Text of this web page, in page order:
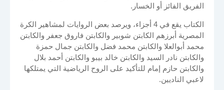
الفريق الفائز أو الخسار.
الكتاب يقع في 4 أجزاء، ويرصد بعض الروايات لمشاهير الكرة
المصرية أبرزهم الكابتن شوبير والكابتن فاروق جعفر والكابتن
محمد أبوالعلا والكابتن محمد فضل والكابتن جمال حمزة
والكابتن نادر السيد والكابتن خالد بيبو والكابتن أحمد بلال
والكابتن حازم إمام للتأكيد على الروح الرياضية التي يمتلكها
لاعبي الناديين.